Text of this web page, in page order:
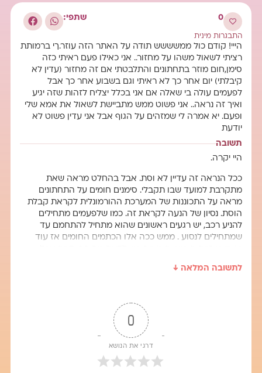
0 שתפי:
התבגרות מינית
הייי! קודם כול ממשששש תודה על האתר הזה עוזר.ךי ברמותת
רציתי לשאול משהו על מחזור.. אני כאילו פעם ראיתי כזה
סימן,חום מוזר בתחתונים והתלבטתי אם זה מחזור (עדין לא
קיבלתי) יום אחר כך לא ראיתי וגם בשבוע אחר כך אבל
לפעמים עולה בי שאלה אם אני בכלל יצליח לזהות שזה יגיע
ואיך זה נראה.. אני פשוט ממש מתביישת לשאול את אמא שלי
ופעם. יא אמרה לי שמזהים על הגוף אבל אני עדין פשוט לא
יודעת
תשובה
היי יקרה.
ככל הנראה זה עדיין לא וסת. אבל בהחלט מראה שאת
מתקרבת למועד שבו תקבלי. סימנים חומים על התחתונים
מראה על התכוננות של המערכת ההורמונלית לקראת קבלת
הוסת. נסיון של הנעה לקראת זה. כמו שלפעמים מתחילים
להניע רכב, יש רגעים ראשונים שהוא מתחיל להתחמם עד
שמתחילים לנסוע . ממש ככה אלו הכתמים החומים אז עוד
דבר נוסף , אני באמת לא מכירה את הקשר שלך עם אמא אבל
בהחלט הייתי מעודדת אותך לדבר איתה על כך . אין כמו אמא
לדבר איתה על הנושאים האלה. היא הדמות הנשית הבוגרת
הכי קרובה אליך וכדאי לשתף אותה. זה רק יתחזק את הקשר
שלכן. ואני מאמינה שהיא תשמח איתך. ותעזור לך בהתארגנות
לתשובה המלאה ↓
0
דרגי את הנושא